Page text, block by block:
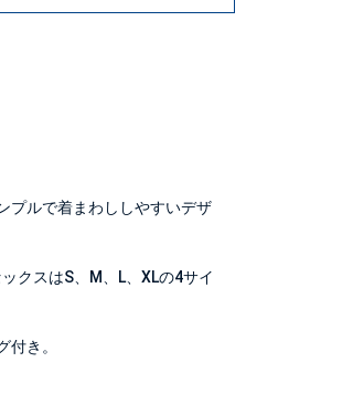
プルで着まわししやすいデザ
クスはS、M、L、XLの4サイ
付き。